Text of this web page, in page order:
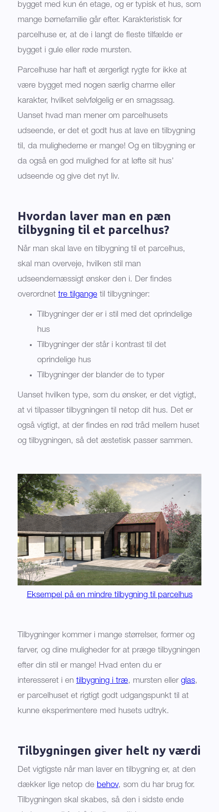
bygget med kun én etage, og er typisk et hus, som
mange børnefamilie går efter. Karakteristisk for
parcelhuse er, at de i langt de fleste tilfælde er
bygget i gule eller røde mursten.
Parcelhuse har haft et ærgerligt rygte for ikke at
være bygget med nogen særlig charme eller
karakter, hvilket selvfølgelig er en smagssag.
Uanset hvad man mener om parcelhusets
udseende, er det et godt hus at lave en tilbygning
til, da mulighederne er mange! Og en tilbygning er
da også en god mulighed for at løfte sit hus’
udseende og give det nyt liv.
Hvordan laver man en pæn
tilbygning til et parcelhus?
Når man skal lave en tilbygning til et parcelhus,
skal man overveje, hvilken stil man
udseendemæssigt ønsker den i. Der findes
overordnet tre tilgangetil tilbygninger:
Tilbygninger der er i stil med det oprindelige
hus
Tilbygninger der står i kontrast til det
oprindelige hus
Tilbygninger der blander de to typer
Uanset hvilken type, som du ønsker, er det vigtigt,
at vi tilpasser tilbygningen til netop dit hus. Det er
også vigtigt, at der findes en rød tråd mellem huset
og tilbygningen, så det æstetisk passer sammen.
Eksempel på en mindre tilbygning til parcelhus
Tilbygninger kommer i mange størrelser, former og
farver, og dine muligheder for at præge tilbygningen
efter din stil er mange! Hvad enten du er
interesseret i en tilbygning i træ, mursten eller glas,
er parcelhuset et rigtigt godt udgangspunkt til at
kunne eksperimentere med husets udtryk.
Tilbygningen giver helt ny værdi
Det vigtigste når man laver en tilbygning er, at den
dækker lige netop de behov, som du har brug for.
Tilbygningen skal skabes, så den i sidste ende